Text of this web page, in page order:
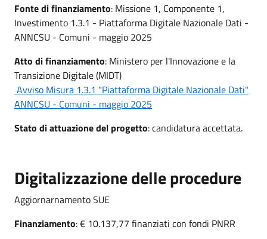
Fonte di finanziamento: Missione 1, Componente 1,
Investimento 1.3.1 - Piattaforma Digitale Nazionale Dati -
ANNCSU - Comuni - maggio 2025
Atto di finanziamento: Ministero per l'Innovazione e la
Transizione Digitale (MIDT)
Avviso Misura 1.3.1 "Piattaforma Digitale Nazionale Dati"
ANNCSU - Comuni - maggio 2025
Stato di attuazione del progetto: candidatura accettata.
Digitalizzazione delle procedure
Aggiornarnamento SUE
Finanziamento: € 10.137,77 finanziati con fondi PNRR